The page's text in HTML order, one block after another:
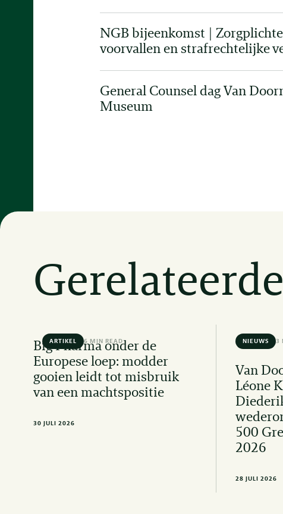
NGB bijeenkomst |
voorvallen en strafrechtelijke
General Counsel dag Van
Museum
ARTIKEL 6 MIN READ
Big Pharma onder de
Europese loep: modder
gooien leidt tot misbruik
van een machtspositie
30 JULI 2026
NIEUWS 3
Van
Léone
500
2026
28 JULI 2026